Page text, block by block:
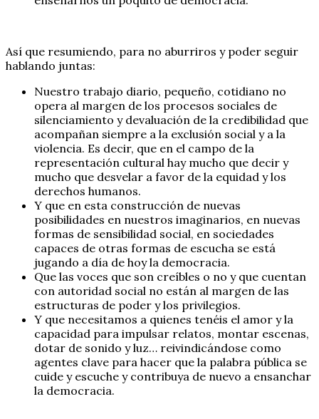
Así que resumiendo, para no aburriros y poder seguir
hablando juntas:
Nuestro trabajo diario, pequeño, cotidiano no
opera al margen de los procesos sociales de
silenciamiento y devaluación de la credibilidad que
acompañan siempre a la exclusión social y a la
violencia. Es decir, que en el campo de la
representación cultural hay mucho que decir y
mucho que desvelar a favor de la equidad y los
derechos humanos.
Y que en esta construcción de nuevas
posibilidades en nuestros imaginarios, en nuevas
formas de sensibilidad social, en sociedades
capaces de otras formas de escucha se está
jugando a día de hoy la democracia.
Que las voces que son creíbles o no y que cuentan
con autoridad social no están al margen de las
estructuras de poder y los privilegios.
Y que necesitamos a quienes tenéis el amor y la
capacidad para impulsar relatos, montar escenas,
dotar de sonido y luz… reivindicándose como
agentes clave para hacer que la palabra pública se
cuide y escuche y contribuya de nuevo a ensanchar
la democracia.